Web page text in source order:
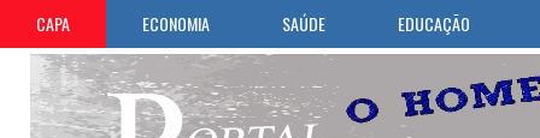
CAPA ECONOMIA SAÚDE EDUCAÇÃO